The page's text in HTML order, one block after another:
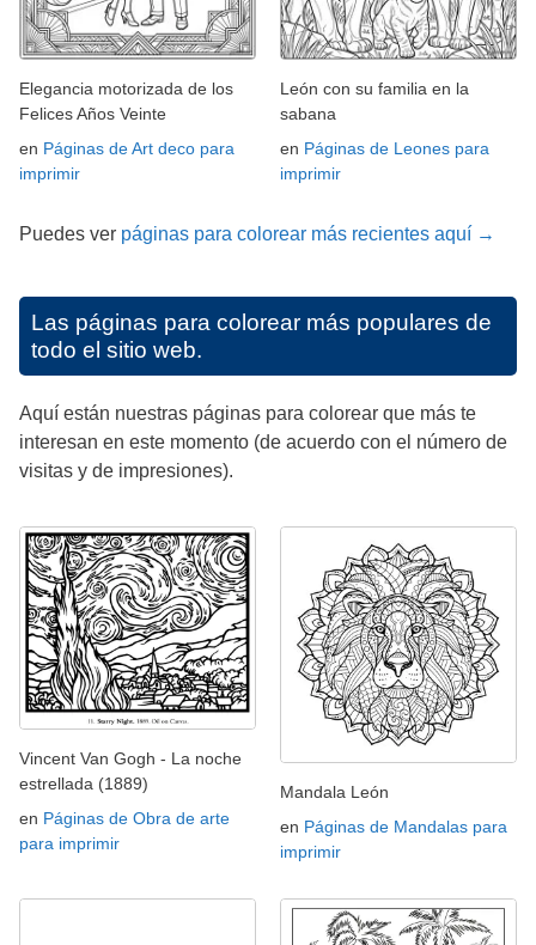
Elegancia motorizada de los
Felices Años Veinte
en Páginas de Art deco para
imprimir
León con su familia en la
sabana
en Páginas de Leones para
imprimir
Puedes ver páginas para colorear más recientes aquí →
Las páginas para colorear más populares de
todo el sitio web.
Aquí están nuestras páginas para colorear que más te
interesan en este momento (de acuerdo con el número de
visitas y de impresiones).
Vincent Van Gogh - La noche
estrellada (1889)
en Páginas de Obra de arte
para imprimir
Mandala León
en Páginas de Mandalas para
imprimir